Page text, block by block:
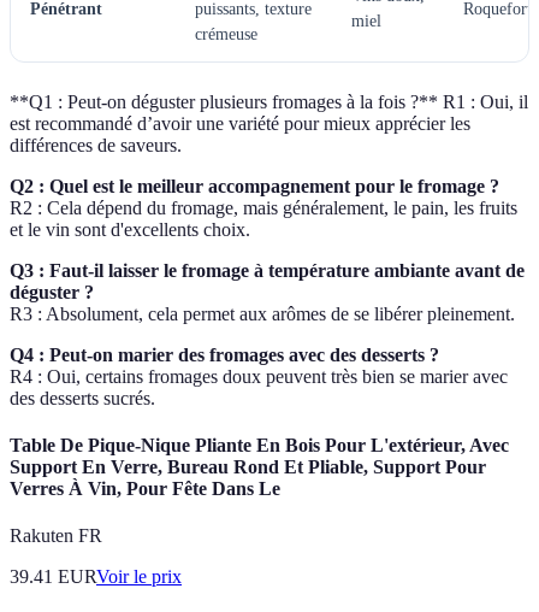
Pénétrant
puissants, texture
crémeuse
miel
Roquefort
**Q1 : Peut-on déguster plusieurs fromages à la fois ?** R1 : Oui, il
est recommandé d’avoir une variété pour mieux apprécier les
différences de saveurs.
Q2 : Quel est le meilleur accompagnement pour le fromage ?
R2 : Cela dépend du fromage, mais généralement, le pain, les fruits
et le vin sont d'excellents choix.
Q3 : Faut-il laisser le fromage à température ambiante avant de
déguster ?
R3 : Absolument, cela permet aux arômes de se libérer pleinement.
Q4 : Peut-on marier des fromages avec des desserts ?
R4 : Oui, certains fromages doux peuvent très bien se marier avec
des desserts sucrés.
Table De Pique-Nique Pliante En Bois Pour L'extérieur, Avec
Support En Verre, Bureau Rond Et Pliable, Support Pour
Verres À Vin, Pour Fête Dans Le
Rakuten FR
39.41 EURVoir le prix